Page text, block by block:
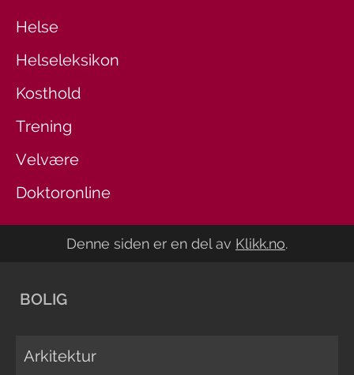
Helse
Helseleksikon
Kosthold
Trening
Velvære
Doktoronline
Denne siden er en del av Klikk.no.
BOLIG
Arkitektur